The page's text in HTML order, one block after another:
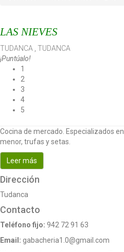
LAS NIEVES
TUDANCA
TUDANCA
¡Puntúalo!
1
2
3
4
5
Cocina de mercado. Especializados
menor, trufas y setas.
Leer más
Dirección
Tudanca
Contacto
Teléfono fijo: 942 72 91 63
Email: gabacheria1.0@gmail.com